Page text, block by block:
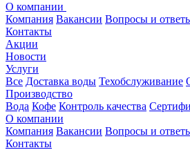
О компании
Компания Вакансии Вопросы и
Контакты
Акции
Новости
Услуги
Все Доставка воды Техобслуживание
Производство
Вода Кофе Контроль качества
О компании
Компания Вакансии Вопросы и
Контакты